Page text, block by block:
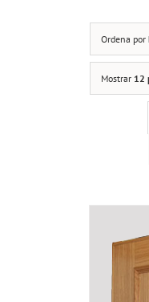
Ordena por
Mostrar 12